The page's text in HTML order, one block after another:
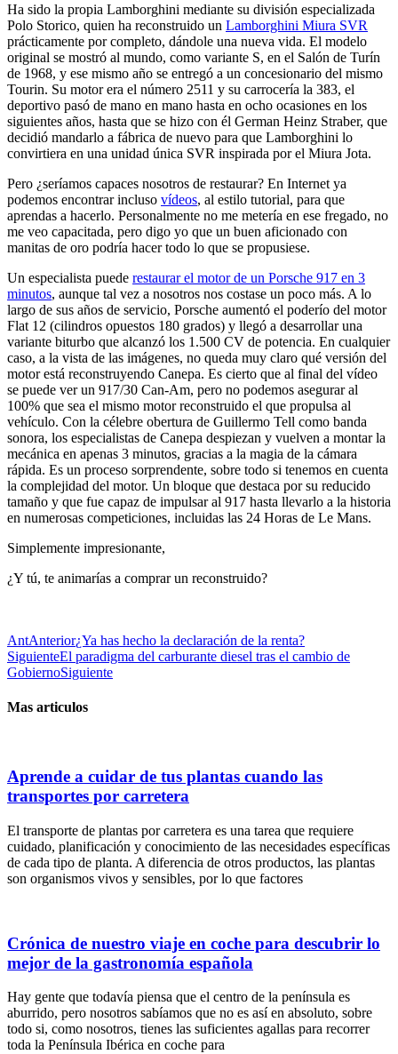
Ha sido la propia Lamborghini mediante su división especializada
Polo Storico, quien ha reconstruido un Lamborghini Miura SVR
prácticamente por completo, dándole una nueva vida. El modelo
original se mostró al mundo, como variante S, en el Salón de Turín
de 1968, y ese mismo año se entregó a un concesionario del mismo
Tourin. Su motor era el número 2511 y su carrocería la 383, el
deportivo pasó de mano en mano hasta en ocho ocasiones en los
siguientes años, hasta que se hizo con él German Heinz Straber, que
decidió mandarlo a fábrica de nuevo para que Lamborghini lo
convirtiera en una unidad única SVR inspirada por el Miura Jota.
Pero ¿seríamos capaces nosotros de restaurar? En Internet ya
podemos encontrar incluso vídeos, al estilo tutorial, para que
aprendas a hacerlo. Personalmente no me metería en ese fregado, no
me veo capacitada, pero digo yo que un buen aficionado con
manitas de oro podría hacer todo lo que se propusiese.
Un especialista puede restaurar el motor de un Porsche 917 en 3
minutos, aunque tal vez a nosotros nos costase un poco más. A lo
largo de sus años de servicio, Porsche aumentó el poderío del motor
Flat 12 (cilindros opuestos 180 grados) y llegó a desarrollar una
variante biturbo que alcanzó los 1.500 CV de potencia. En cualquier
caso, a la vista de las imágenes, no queda muy claro qué versión del
motor está reconstruyendo Canepa. Es cierto que al final del vídeo
se puede ver un 917/30 Can-Am, pero no podemos asegurar al
100% que sea el mismo motor reconstruido el que propulsa al
vehículo. Con la célebre obertura de Guillermo Tell como banda
sonora, los especialistas de Canepa despiezan y vuelven a montar la
mecánica en apenas 3 minutos, gracias a la magia de la cámara
rápida. Es un proceso sorprendente, sobre todo si tenemos en cuenta
la complejidad del motor. Un bloque que destaca por su reducido
tamaño y que fue capaz de impulsar al 917 hasta llevarlo a la historia
en numerosas competiciones, incluidas las 24 Horas de Le Mans.
Simplemente impresionante,
¿Y tú, te animarías a comprar un reconstruido?
AntAnterior¿Ya has hecho la declaración de la renta?
SiguienteEl paradigma del carburante diesel tras el cambio de
GobiernoSiguiente
Mas articulos
Aprende a cuidar de tus plantas cuando las
transportes por carretera
El transporte de plantas por carretera es una tarea que requiere
cuidado, planificación y conocimiento de las necesidades específicas
de cada tipo de planta. A diferencia de otros productos, las plantas
son organismos vivos y sensibles, por lo que factores
Crónica de nuestro viaje en coche para descubrir lo
mejor de la gastronomía española
Hay gente que todavía piensa que el centro de la península es
aburrido, pero nosotros sabíamos que no es así en absoluto, sobre
todo si, como nosotros, tienes las suficientes agallas para recorrer
toda la Península Ibérica en coche para